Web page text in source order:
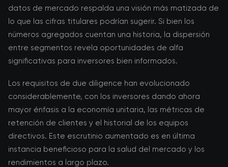
datos de mercado respalda una visión más matizada de
lo que las cifras titulares podrían sugerir. Si bien los
números agregados cuentan una historia, la dispersión
entre segmentos revela oportunidades de alfa
significativas para inversores bien informados.
Los requisitos de due diligence han evolucionado
considerablemente, con los inversores dando ahora
mayor énfasis a la economía unitaria, las métricas de
retención de clientes y el historial de los equipos
directivos. Este escrutinio aumentado es en última
instancia beneficioso para la salud del mercado y los
rendimientos a largo plazo.